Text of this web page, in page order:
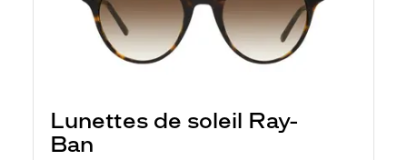
Lunettes de soleil Ray-
Ban